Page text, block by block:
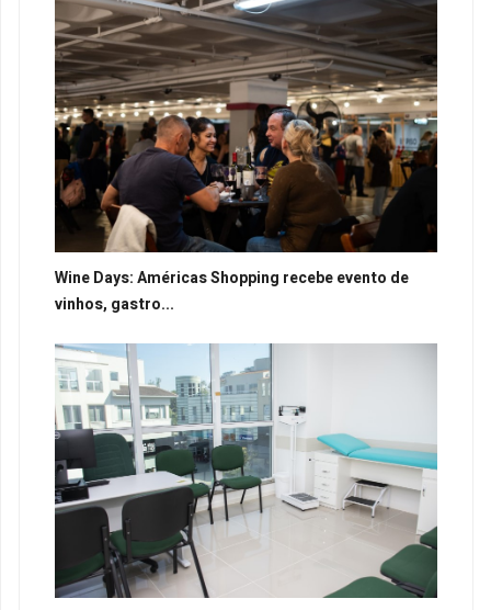
Wine Days: Américas Shopping recebe evento de
vinhos, gastro...